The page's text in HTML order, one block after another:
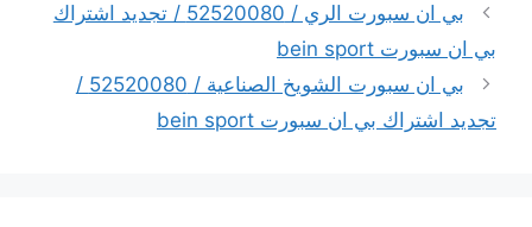
بي ان سبورت الري / 52520080 / تجديد اشتراك
بي ان سبورت bein sport
بي ان سبورت الشويخ الصناعية / 52520080 /
تجديد اشتراك بي ان سبورت bein sport